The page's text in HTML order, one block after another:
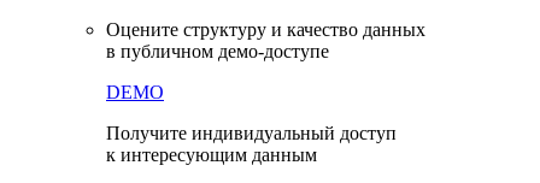
Оцените структуру и качество данных
в публичном демо-доступе
DEMO
Получите индивидуальный доступ
к интересующим данным